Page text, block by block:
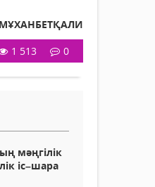
1 513 0
мәңгілік
іс–шара